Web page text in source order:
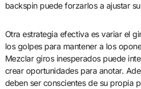
backspin puede forzarlos a ajustar
Otra estrategia efectiva es variar el
los golpes para mantener a los
Mezclar giros inesperados puede
crear oportunidades para anotar.
deben ser conscientes de su propia